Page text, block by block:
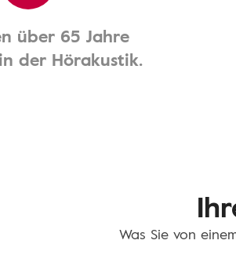
über 65 Jahre
der Hörakustik.
Was Sie von